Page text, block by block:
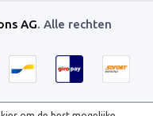
AG. Alle rechten